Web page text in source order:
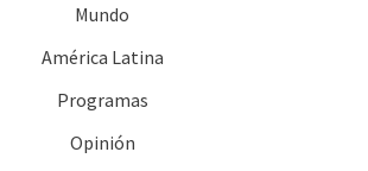
Mundo
América Latina
Programas
Opinión